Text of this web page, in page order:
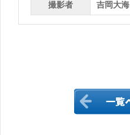
撮影者 吉岡大海